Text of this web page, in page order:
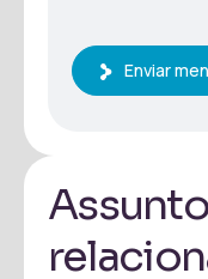
Enviar